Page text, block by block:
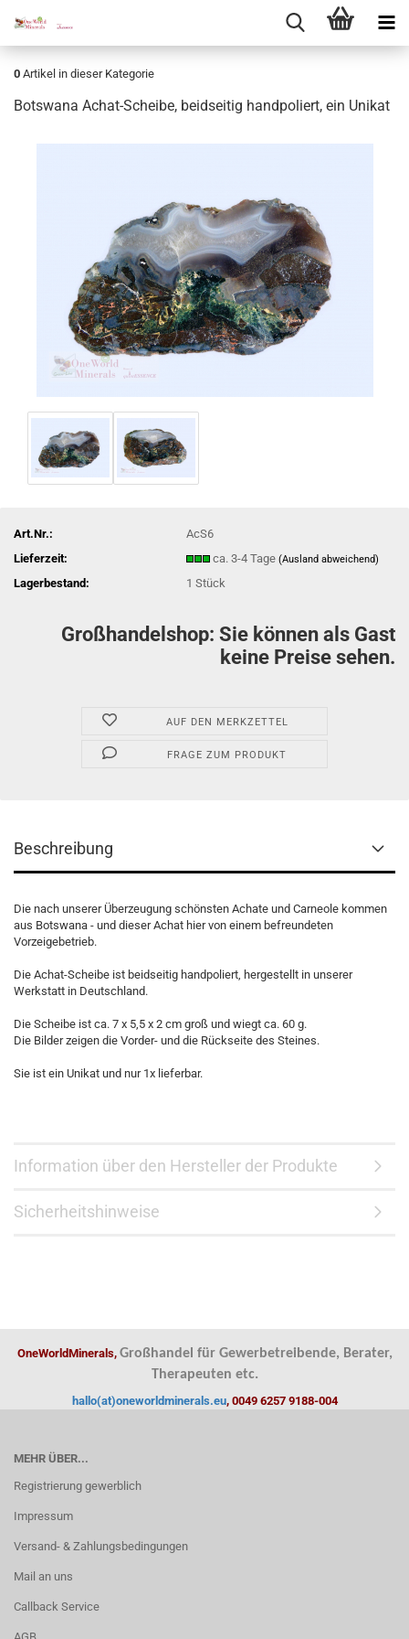
0 Artikel in dieser Kategorie
Bots­wa­na Achat-​Scheibe, beid­sei­tig hand­po­liert, ein Uni­kat
Art.Nr.:
AcS6
Lieferzeit:
ca. 3-4 Tage(Ausland abweichend)
Lagerbestand: 1Stück
Großhandelshop: Sie können als Gast
keine Preise sehen.
AUF DEN MERKZETTEL
FRAGE ZUM PRODUKT
Beschreibung
Die nach unserer Überzeugung schönsten Achate und Carneole kommen
aus Botswana - und dieser Achat hier von einem befreundeten
Vorzeigebetrieb.
Die Achat-Scheibe ist beidseitig handpoliert, hergestellt in unserer
Werkstatt in Deutschland.
Die Scheibe ist ca. 7 x 5,5 x 2 cm groß und wiegt ca. 60 g.
Die Bilder zeigen die Vorder- und die Rückseite des Steines.
Sie ist ein Unikat und nur 1x lieferbar.
Information über den Hersteller der Produkte
Sicherheitshinweise
OneWorldMinerals, Großhandel für Gewerbetreibende, Berater,
Therapeuten etc.
hallo(at)oneworldminerals.eu, 0049 6257 9188-004
MEHR ÜBER...
Registrierung gewerblich
Impressum
Versand- & Zahlungsbedingungen
Mail an uns
Callback Service